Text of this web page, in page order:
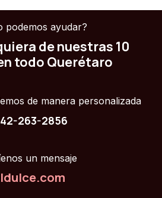
podemos ayudar?
de nuestras 10
todo Querétaro
de manera personalizada
263-2856
un mensaje